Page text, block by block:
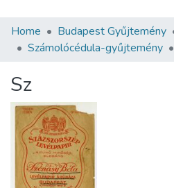
Communities & Collections
Statistics
About us
Home Budapest Gyűjtemény
Számolócédula-gyűjtemény
Sz